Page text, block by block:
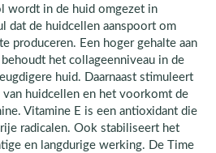
wordt in de huid omgezet in
dat de huidcellen aanspoort om
produceren. Een hoger gehalte aan
het collageenniveau in de
huid. Daarnaast stimuleert
huidcellen en het voorkomt de
Vitamine E is een antioxidant die
radicalen. Ook stabiliseert het
en langdurige werking. De Time